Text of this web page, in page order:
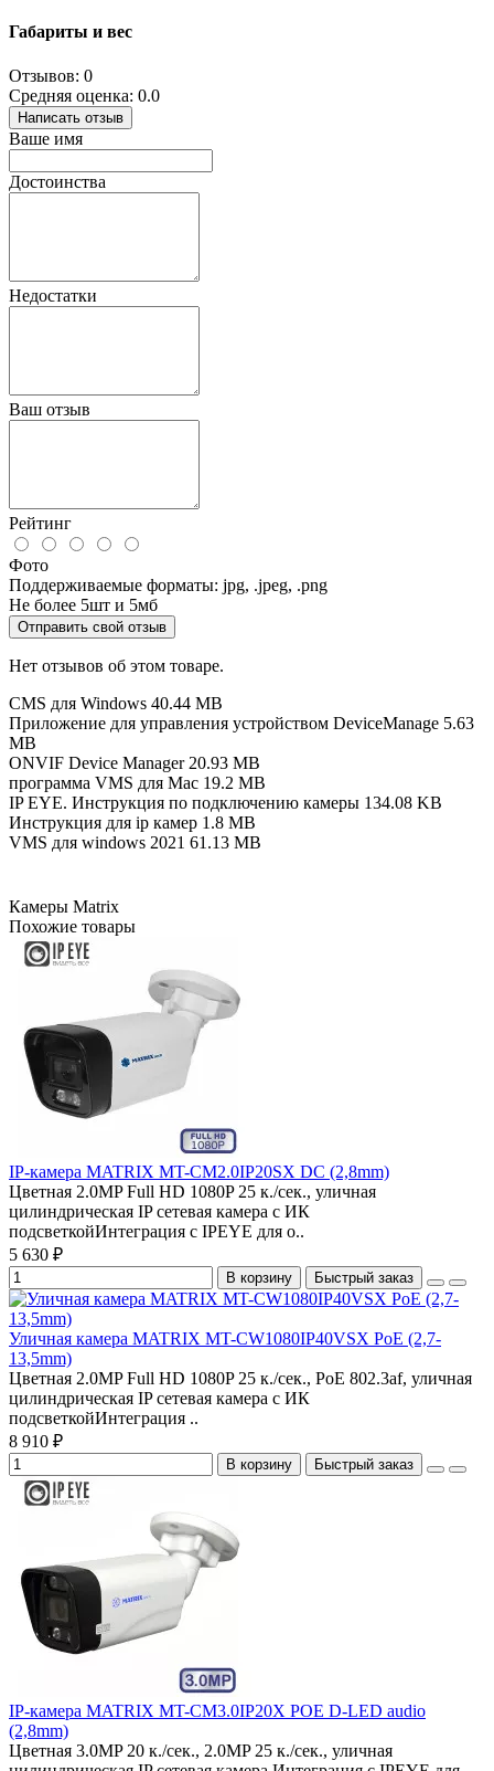
Габариты и вес
Отзывов: 0
Средняя оценка: 0.0
Написать отзыв
Ваше имя
Достоинства
Недостатки
Ваш отзыв
Рейтинг
Фото
Поддерживаемые форматы: jpg, .jpeg, .png
Не более 5шт и 5мб
Отправить свой отзыв
Нет отзывов об этом товаре.
CMS для Windows 40.44 MB
Приложение для управления устройством DeviceManage 5.63
MB
ONVIF Device Manager 20.93 MB
программа VMS для Mac 19.2 MB
IP EYE. Инструкция по подключению камеры 134.08 KB
Инструкция для ip камер 1.8 MB
VMS для windows 2021 61.13 MB
Камеры Matrix
Похожие товары
IP-камера MATRIX MT-CM2.0IP20SX DC (2,8mm)
Цветная 2.0MP Full HD 1080P 25 к./сек., уличная
цилиндрическая IP сетевая камера с ИК
подсветкойИнтеграция с IPEYE для о..
5 630 ₽
В корзину Быстрый заказ
Уличная камера MATRIX MT-CW1080IP40VSX PoE (2,7-
13,5mm)
Цветная 2.0MP Full HD 1080P 25 к./сек., PoE 802.3af, уличная
цилиндрическая IP сетевая камера с ИК
подсветкойИнтеграция ..
8 910 ₽
В корзину Быстрый заказ
IP-камера MATRIX MT-CM3.0IP20X POE D-LED audio
(2,8mm)
Цветная 3.0MP 20 к./сек., 2.0MP 25 к./сек., уличная